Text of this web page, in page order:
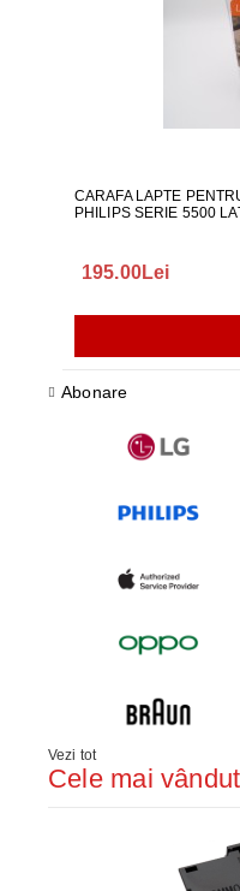
CARAFA LAPTE
PHILIPS SERIE 5500
195.00Lei
Abonare
Vezi tot
Cele mai